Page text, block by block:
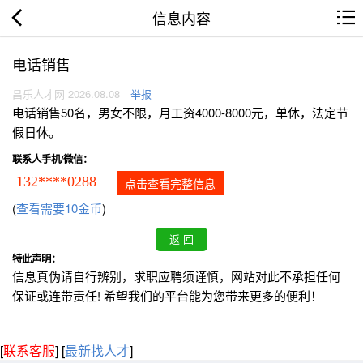
信息内容
电话销售
昌乐人才网 2026.08.08 举报
电话销售50名，男女不限，月工资4000-8000元，单休，法定节
假日休。
联系人手机/微信：
132****0288 点击查看完整信息
(查看需要10金币)
特此声明：
信息真伪请自行辨别，求职应聘须谨慎，网站对此不承担任何
保证或连带责任! 希望我们的平台能为您带来更多的便利！
[联系客服] [最新找人才]